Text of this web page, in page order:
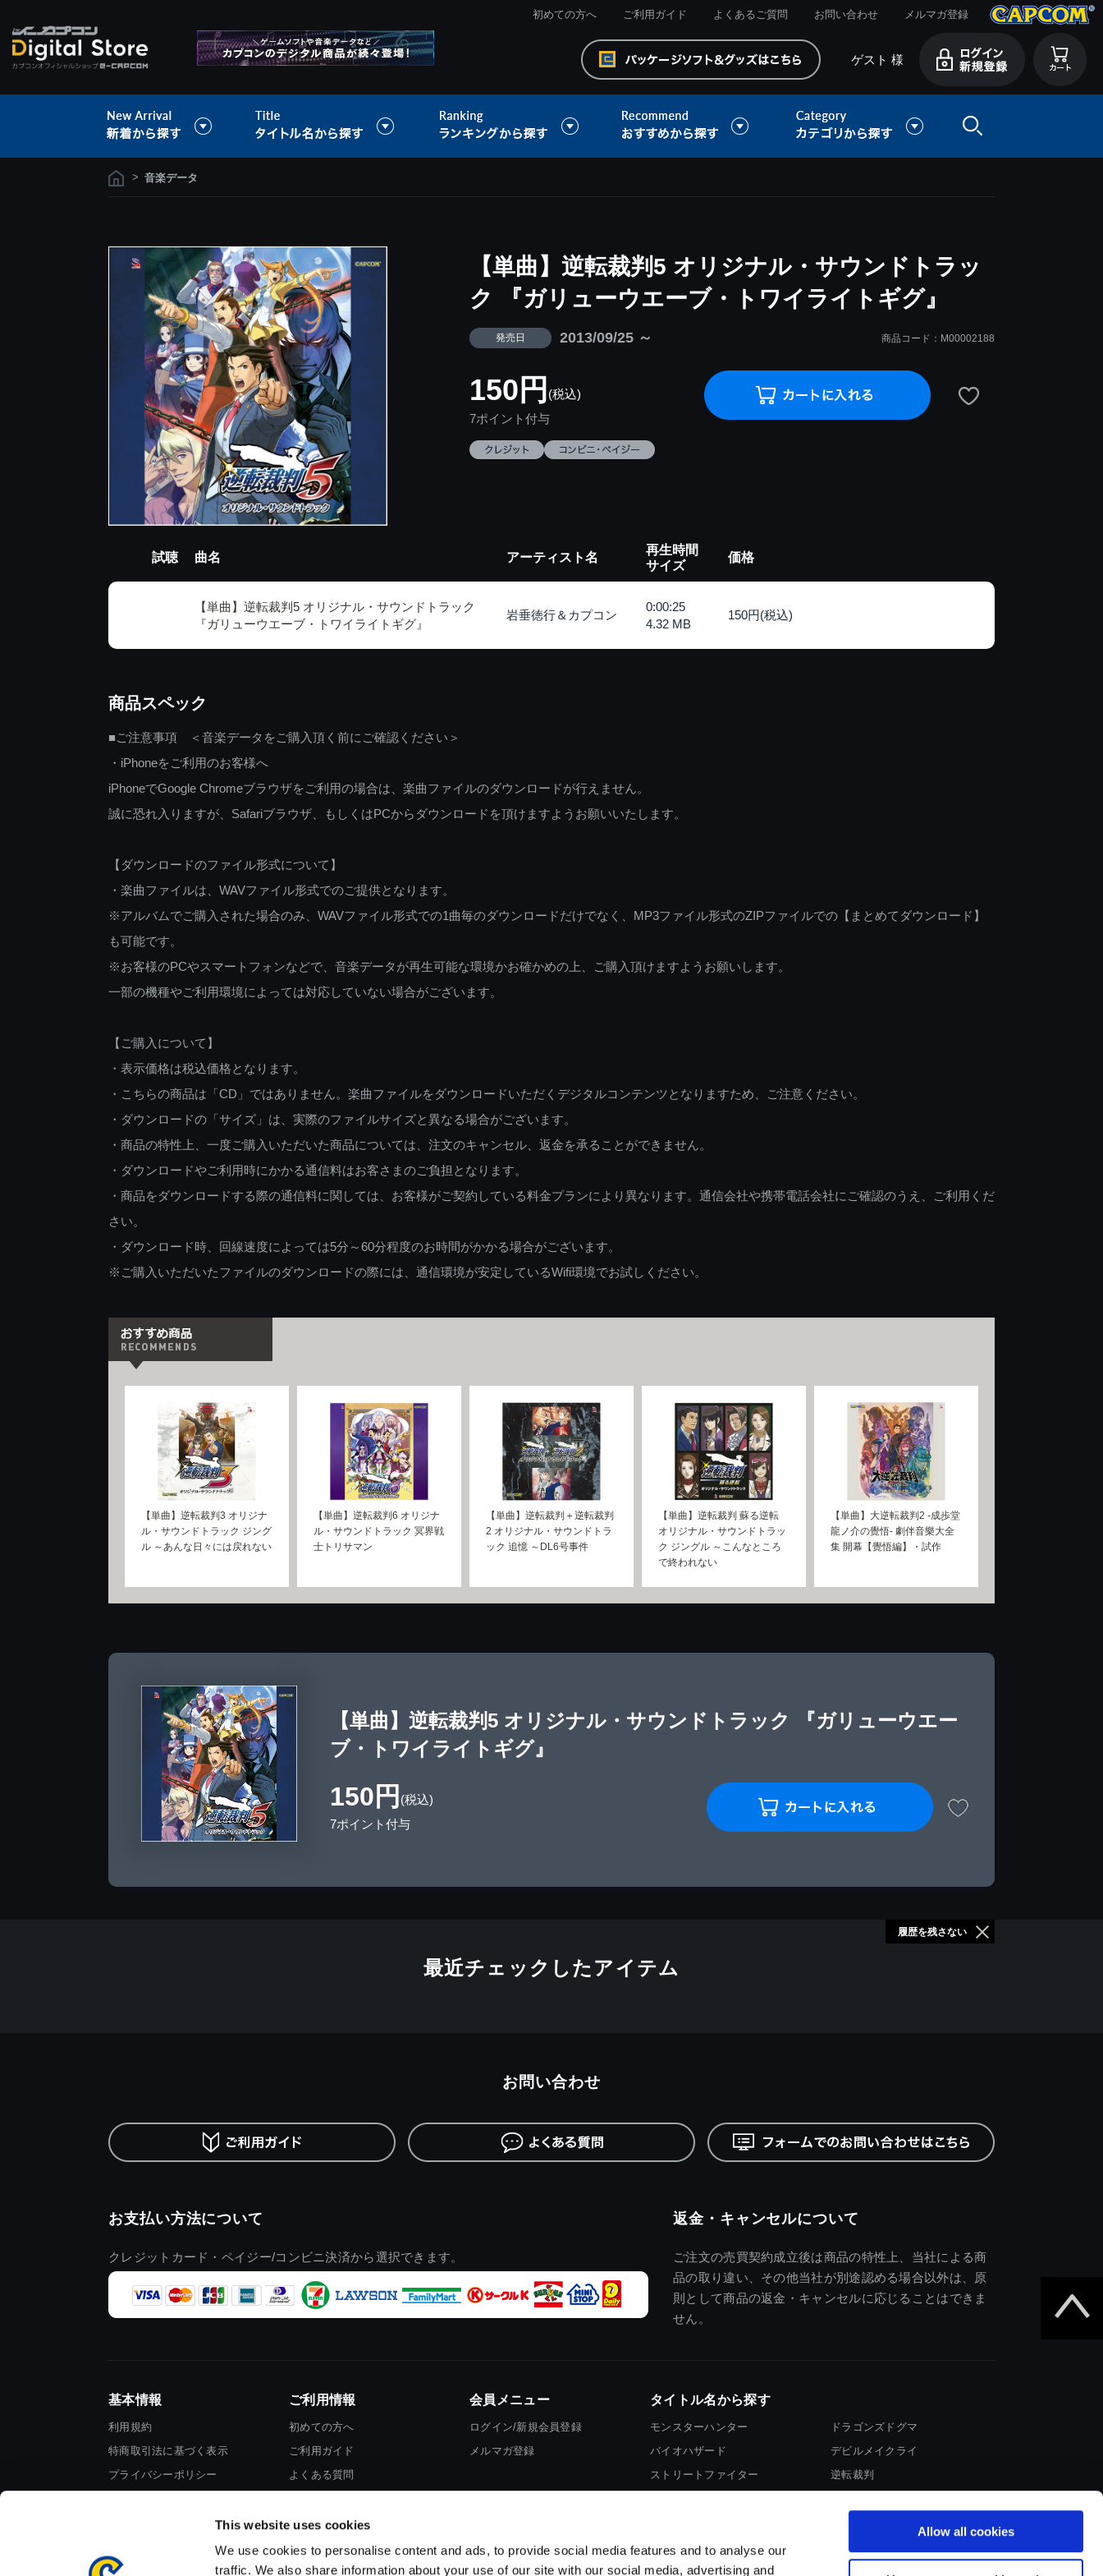
This website uses cookies
We use cookies to personalise content and ads, to provide social media features and to analyse our
traffic. We also share information about your use of our site with our social media, advertising and
Allow all cookies
初めての方へ ご利用ガイド よくあるご質問 お問い合わせ メルマガ登録
ゲスト 様
> 音楽データ
【単曲】逆転裁判5 オリジナル・サウンドトラッ
ク 『ガリューウエーブ・トワイライトギグ』
発売日 2013/09/25 ～ 商品コード：M00002188
150円 (税込)
7ポイント付与
試聴 曲名 アーティスト名
再生時間
サイズ
価格
【単曲】逆転裁判5 オリジナル・サウンドトラック
『ガリューウエーブ・トワイライトギグ』
岩垂徳行＆カプコン
0:00:25
4.32 MB
150円(税込)
商品スペック
■ご注意事項 ＜音楽データをご購入頂く前にご確認ください＞
・iPhoneをご利用のお客様へ
iPhoneでGoogle Chromeブラウザをご利用の場合は、楽曲ファイルのダウンロードが行えません。
誠に恐れ入りますが、Safariブラウザ、もしくはPCからダウンロードを頂けますようお願いいたします。
【ダウンロードのファイル形式について】
・楽曲ファイルは、WAVファイル形式でのご提供となります。
※アルバムでご購入された場合のみ、WAVファイル形式での1曲毎のダウンロードだけでなく、MP3ファイル形式のZIPファイルでの【まとめてダウンロード】
も可能です。
※お客様のPCやスマートフォンなどで、音楽データが再生可能な環境かお確かめの上、ご購入頂けますようお願いします。
一部の機種やご利用環境によっては対応していない場合がございます。
【ご購入について】
・表示価格は税込価格となります。
・こちらの商品は「CD」ではありません。楽曲ファイルをダウンロードいただくデジタルコンテンツとなりますため、ご注意ください。
・ダウンロードの「サイズ」は、実際のファイルサイズと異なる場合がございます。
・商品の特性上、一度ご購入いただいた商品については、注文のキャンセル、返金を承ることができません。
・ダウンロードやご利用時にかかる通信料はお客さまのご負担となります。
・商品をダウンロードする際の通信料に関しては、お客様がご契約している料金プランにより異なります。通信会社や携帯電話会社にご確認のうえ、ご利用くだ
さい。
・ダウンロード時、回線速度によっては5分～60分程度のお時間がかかる場合がございます。
※ご購入いただいたファイルのダウンロードの際には、通信環境が安定しているWifi環境でお試しください。
【単曲】逆転裁判3 オリジナ
ル・サウンドトラック ジング
ル ～あんな日々には戻れない
【単曲】逆転裁判6 オリジナ
ル・サウンドトラック 冥界戦
士トリサマン
【単曲】逆転裁判＋逆転裁判
2 オリジナル・サウンドトラ
ック 追憶 ～DL6号事件
【単曲】逆転裁判 蘇る逆転
オリジナル・サウンドトラッ
ク ジングル ～こんなところ
で終われない
【単曲】大逆転裁判2 -成歩堂
龍ノ介の覺悟- 劇伴音樂大全
集 開幕【覺悟編】・試作
【単曲】逆転裁判5 オリジナル・サウンドトラック 『ガリューウエー
ブ・トワイライトギグ』
150円 (税込)
7ポイント付与
最近チェックしたアイテム
履歴を残さない
お支払い方法について
クレジットカード・ペイジー/コンビニ決済から選択できます。
返金・キャンセルについて
ご注文の売買契約成立後は商品の特性上、当社による商
品の取り違い、その他当社が別途認める場合以外は、原
則として商品の返金・キャンセルに応じることはできま
せん。
お問い合わせ
基本情報
利用規約
特商取引法に基づく表示
プライバシーポリシー
ご利用情報
初めての方へ
ご利用ガイド
よくある質問
会員メニュー
ログイン/新規会員登録
メルマガ登録
タイトル名から探す
モンスターハンター
バイオハザード
ストリートファイター
ドラゴンズドグマ
デビルメイクライ
逆転裁判